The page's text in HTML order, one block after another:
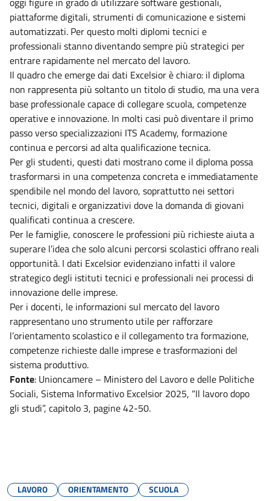
piattaforme digitali, strumenti di comunicazione e sistemi
automatizzati. Per questo molti diplomi tecnici e
professionali stanno diventando sempre più strategici per
entrare rapidamente nel mercato del lavoro.
Il quadro che emerge dai dati Excelsior è chiaro: il diploma
non rappresenta più soltanto un titolo di studio, ma una vera
base professionale capace di collegare scuola, competenze
operative e innovazione. In molti casi può diventare il primo
passo verso specializzazioni ITS Academy, formazione
continua e percorsi ad alta qualificazione tecnica.
Per gli studenti, questi dati mostrano come il diploma possa
trasformarsi in una competenza concreta e immediatamente
spendibile nel mondo del lavoro, soprattutto nei settori
tecnici, digitali e organizzativi dove la domanda di giovani
qualificati continua a crescere.
Per le famiglie, conoscere le professioni più richieste aiuta a
superare l’idea che solo alcuni percorsi scolastici offrano reali
opportunità. I dati Excelsior evidenziano infatti il valore
strategico degli istituti tecnici e professionali nei processi di
innovazione delle imprese.
Per i docenti, le informazioni sul mercato del lavoro
rappresentano uno strumento utile per rafforzare
l’orientamento scolastico e il collegamento tra formazione,
competenze richieste dalle imprese e trasformazioni del
sistema produttivo.
Fonte: Unioncamere – Ministero del Lavoro e delle Politiche
Sociali, Sistema Informativo Excelsior 2025, “Il lavoro dopo
gli studi”, capitolo 3, pagine 42-50.
LAVORO ORIENTAMENTO SCUOLA